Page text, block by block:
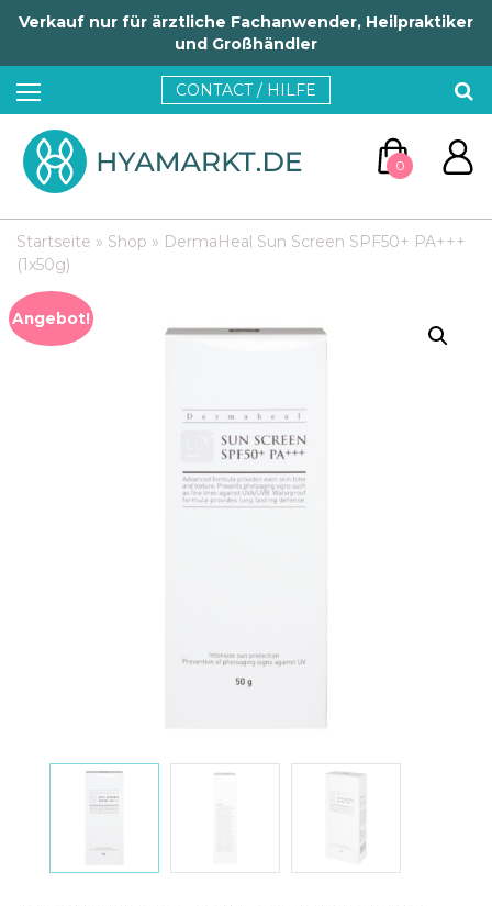
Verkauf nur für ärztliche Fachanwender, Heilpraktiker
und Großhändler
CONTACT / HILFE
0
WEITER EINKAUFEN
Startseite » Shop » DermaHeal Sun Screen SPF50+ PA+++
(1x50g)
Angebot!